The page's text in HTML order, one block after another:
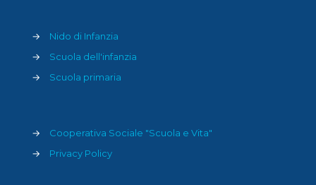
→
Nido di Infanzia
→
Scuola dell'infanzia
→
Scuola primaria
→
Cooperativa Sociale "Scuola e Vita"
→
Privacy Policy